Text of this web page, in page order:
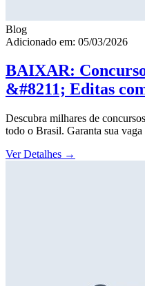
Blog
Adicionado em: 05/03/2026
BAIXAR:
&#8211; Editas
Descubra milhares de
todo o Brasil. Garanta sua vaga
Ver Detalhes →